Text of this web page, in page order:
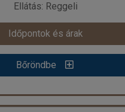
Időpontok és árak
Bőröndbe
Ellátás: Reggeli
Időpontok és árak
Bőröndbe